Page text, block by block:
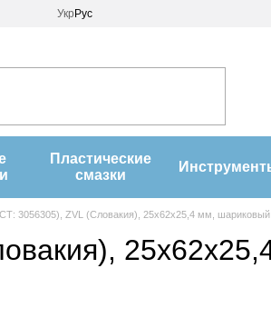
Укр Рус
Пластические
смазки
3056305), ZVL (Словакия), 25х62х25,4 мм,